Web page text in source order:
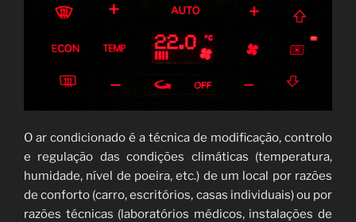
O ar condicionado é a técnica de modificação, controlo
e regulação das condições climáticas (temperatura,
humidade, nível de poeira, etc.) de um local por razões
de conforto (carro, escritórios, casas individuais) ou por
razões técnicas (laboratórios médicos, instalações de